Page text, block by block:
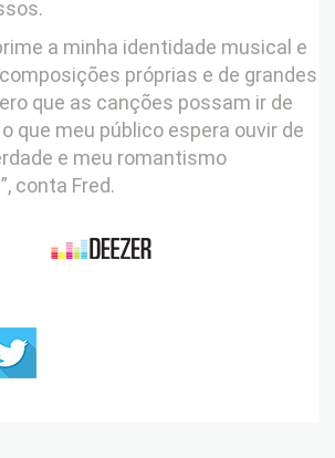
a minha identidade musical e
próprias e de grandes
que as canções possam ir de
que meu público espera ouvir de
e meu romantismo
conta Fred.